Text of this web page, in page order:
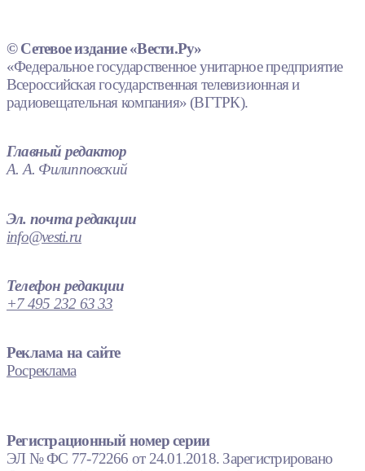
© Сетевое издание «Вести.Ру»
«Федеральное государственное унитарное предприятие
Всероссийская государственная телевизионная и
радиовещательная компания» (ВГТРК).
Главный редактор
А. А. Филипповский
Эл. почта редакции
info@vesti.ru
Телефон редакции
+7 495 232 63 33
Реклама на сайте
Росреклама
Регистрационный номер серии
ЭЛ № ФС 77-72266 от 24.01.2018. Зарегистрировано